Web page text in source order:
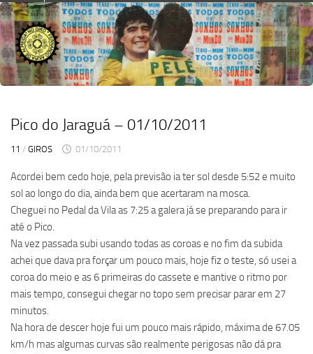
Skip
to
content
Pico do Jaraguá – 01/10/2011
11 / GIROS 01/10/2011
Acordei bem cedo hoje, pela previsão ia ter sol desde 5:52 e muito
sol ao longo do dia, ainda bem que acertaram na mosca.
Cheguei no Pedal da Vila as 7:25 a galera já se preparando para ir
até o Pico.
Na vez passada subi usando todas as coroas e no fim da subida
achei que dava pra forçar um pouco mais, hoje fiz o teste, só usei a
coroa do meio e as 6 primeiras do cassete e mantive o ritmo por
mais tempo, consegui chegar no topo sem precisar parar em 27
minutos.
Na hora de descer hoje fui um pouco mais rápido, máxima de 67.05
km/h mas algumas curvas são realmente perigosas não dá pra